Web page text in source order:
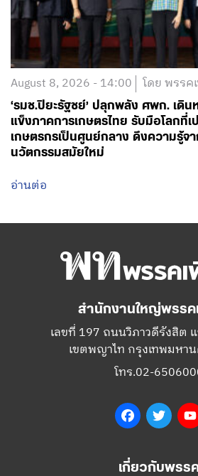
August 8, 2026 - 14:00 โดย พรรค
‘รมช.ปิยะรัฐชย์’ ปลุกพลัง ศพก. เดิน
แข็งภาคการเกษตรไทย รับมือโลกที่
เกษตรกรเป็นศูนย์กลาง ดึงความรู้
นวัตกรรมสมัยใหม่
อ่านต่อ
สำนักงานใหญ่พรรค
เลขที่ 197 ถนนวิภาวดีรังสิต
เขตพญาไท กรุงเทพมหา
โทร.02-
Facebook
เกี่ยวกับพรร